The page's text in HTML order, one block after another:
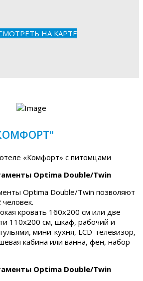
НА КАРТЕ
«Комфорт» с питомцами
Optima Double/Twin
Optima Double/Twin позволяют
кровать 160х200 см или две
110х200 см, шкаф, рабочий и
мини-кухня, LCD-телевизор,
кабина или ванна, фен, набор
Optima Double/Twin